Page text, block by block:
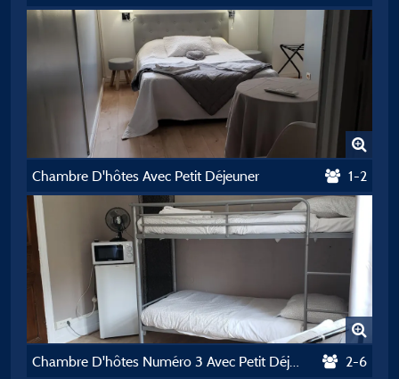
Chambre D'hôtes Avec Petit Déjeuner 1-2
Chambre D'hôtes Numéro 3 Avec Petit Déjeuner 2/6 Personnes 2-6